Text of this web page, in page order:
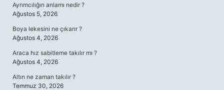
Ayrımcılığın anlamı nedir ?
Ağustos 5, 2026
Boya lekesini ne çıkarır ?
Ağustos 4, 2026
Araca hız sabitleme takılır mı ?
Ağustos 4, 2026
Altın ne zaman takılır ?
Temmuz 30, 2026